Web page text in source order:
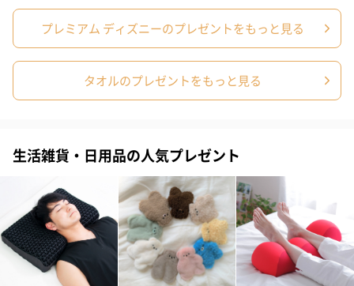
プレミアム ディズニーのプレゼントをもっと見る
タオルのプレゼントをもっと見る
生活雑貨・日用品の人気プレゼント